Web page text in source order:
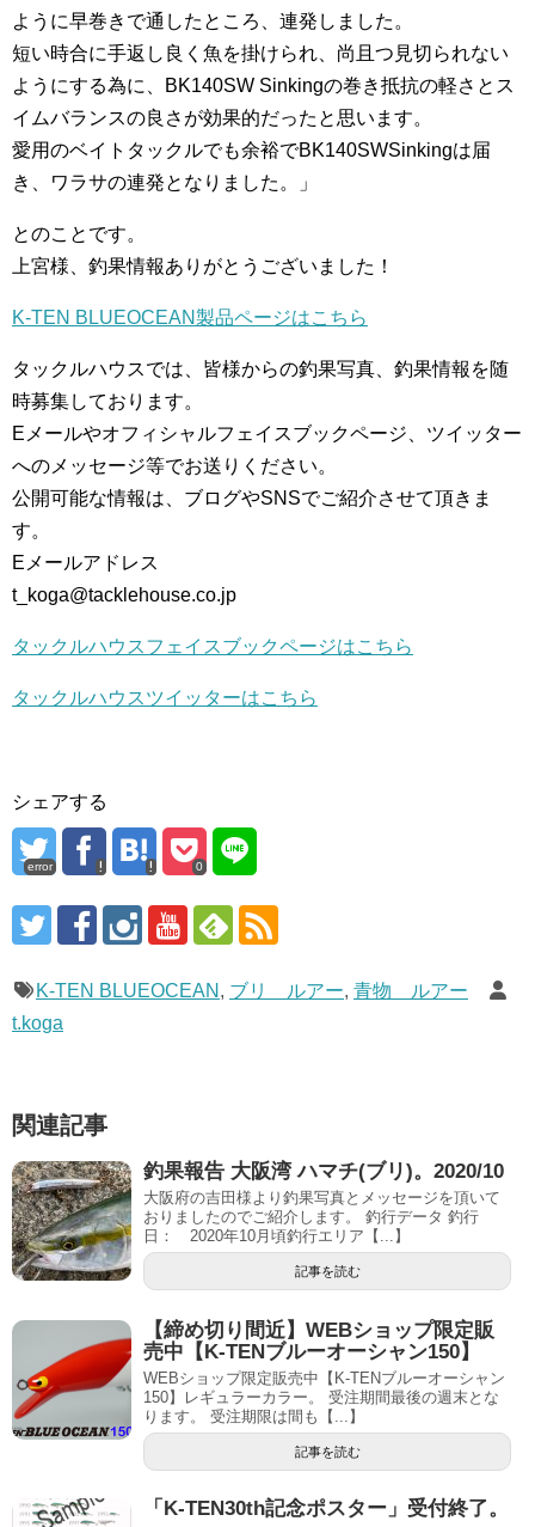
ように早巻きで通したところ、連発しました。
短い時合に手返し良く魚を掛けられ、尚且つ見切られない
ようにする為に、BK140SW Sinkingの巻き抵抗の軽さとス
イムバランスの良さが効果的だったと思います。
愛用のベイトタックルでも余裕でBK140SWSinkingは届
き、ワラサの連発となりました。」
とのことです。
上宮様、釣果情報ありがとうございました！
K-TEN BLUEOCEAN製品ページはこちら
タックルハウスでは、皆様からの釣果写真、釣果情報を随
時募集しております。
Eメールやオフィシャルフェイスブックページ、ツイッター
へのメッセージ等でお送りください。
公開可能な情報は、ブログやSNSでご紹介させて頂きま
す。
Eメールアドレス
t_koga@tacklehouse.co.jp
タックルハウスフェイスブックページはこちら
タックルハウスツイッターはこちら
シェアする
error 0
K-TEN BLUEOCEAN , ブリ ルアー, 青物 ルアー
t.koga
関連記事
釣果報告 大阪湾 ハマチ(ブリ)。2020/10
大阪府の吉田様より釣果写真とメッセージを頂いて
おりましたのでご紹介します。 釣行データ 釣行
日： 2020年10月頃釣行エリア【...】
記事を読む
【締め切り間近】WEBショップ限定販
売中【K-TENブルーオーシャン150】
WEBショップ限定販売中【K-TENブルーオーシャン
150】レギュラーカラー。 受注期間最後の週末とな
ります。 受注期限は間も【...】
記事を読む
「K-TEN30th記念ポスター」受付終了。